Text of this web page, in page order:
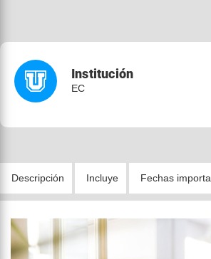
Institución
EC
Descripción Incluye Fechas